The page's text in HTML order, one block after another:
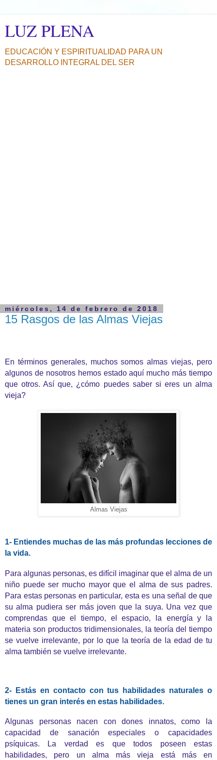
LUZ PLENA
EDUCACIÓN Y ESPIRITUALIDAD PARA UN
DESARROLLO INTEGRAL DEL SER
miércoles, 14 de febrero de 2018
15 Rasgos de las Almas Viejas
En términos generales, muchos somos almas viejas, pero
algunos de nosotros hemos estado aquí mucho más tiempo
que otros. Así que, ¿cómo puedes saber si eres un alma
vieja?
Almas Viejas
1- Entiendes muchas de las más profundas lecciones de
la vida.
Para algunas personas, es difícil imaginar que el alma de un
niño puede ser mucho mayor que el alma de sus padres.
Para estas personas en particular, esta es una señal de que
su alma pudiera ser más joven que la suya. Una vez que
comprendas que el tiempo, el espacio, la energía y la
materia son productos tridimensionales, la teoría del tiempo
se vuelve irrelevante, por lo que la teoría de la edad de tu
alma también se vuelve irrelevante.
2- Estás en contacto con tus habilidades naturales o
tienes un gran interés en estas habilidades.
Algunas personas nacen con dones innatos, como la
capacidad de sanación especiales o capacidades
psíquicas. La verdad es que todos poseen estas
habilidades, pero un alma más vieja está más en